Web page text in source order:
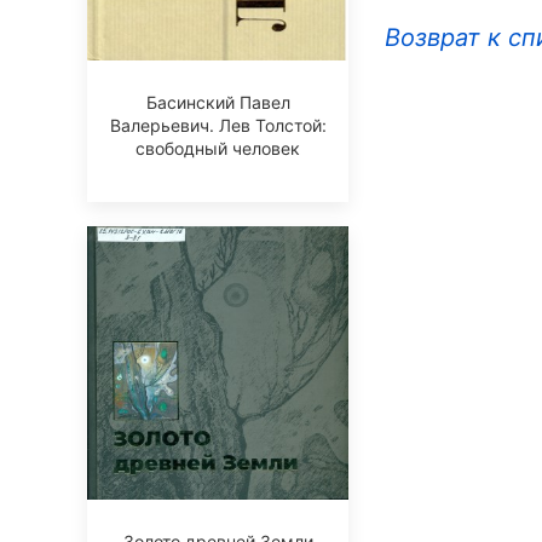
Басинский Павел
Валерьевич. Лев Толстой:
свободный человек
Возврат к